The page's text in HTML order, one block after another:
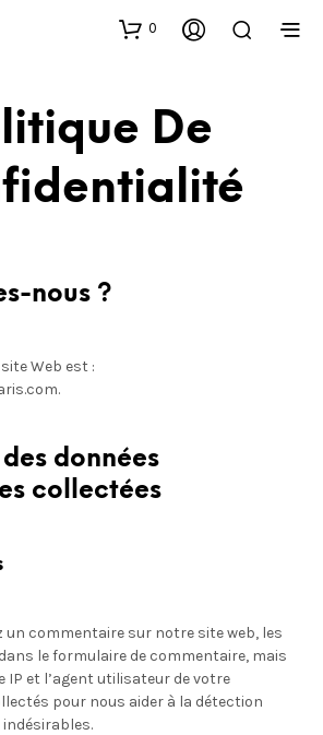
0
De
nous ?
Web est :
données
collectées
un commentaire sur notre site web, les
le formulaire de commentaire, mais
IP et l’agent utilisateur de votre
pour nous aider à la détection